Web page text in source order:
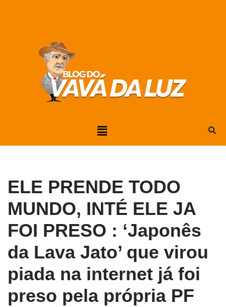
ELE PRENDE TODO
MUNDO, INTÉ ELE JA
FOI PRESO : ‘Japonês
da Lava Jato’ que virou
piada na internet já foi
preso pela própria PF